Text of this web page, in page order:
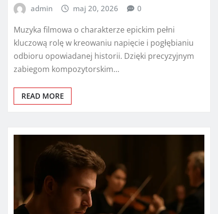
admin maj 20, 2026 0
Muzyka filmowa o charakterze epickim pełni
kluczową rolę w kreowaniu napięcie i pogłębianiu
odbioru opowiadanej historii. Dzięki precyzyjnym
zabiegom kompozytorskim…
READ MORE